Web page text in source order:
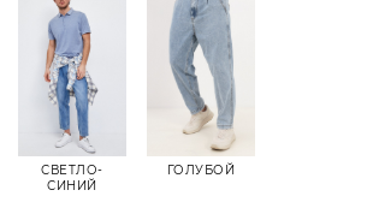
СВЕТЛО-
СИНИЙ
ГОЛУБОЙ